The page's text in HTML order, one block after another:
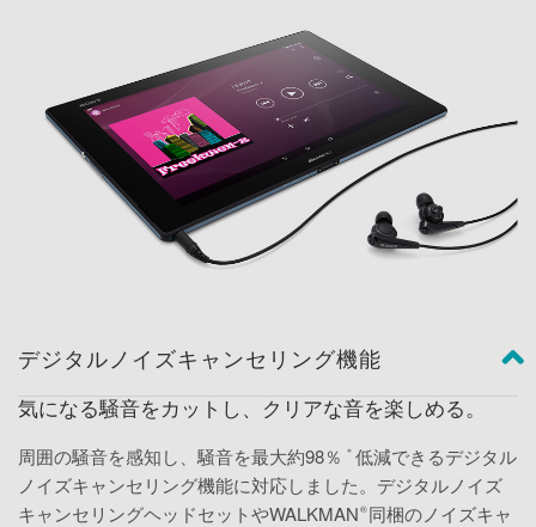
デジタルノイズキャンセリング機能
気になる騒音をカットし、クリアな音を楽しめる。
周囲の騒音を感知し、騒音を最大約98％ ＊ 低減できるデジタル
ノイズキャンセリング機能に対応しました。デジタルノイズ
キャンセリングヘッドセットやWALKMAN®同梱のノイズキャ